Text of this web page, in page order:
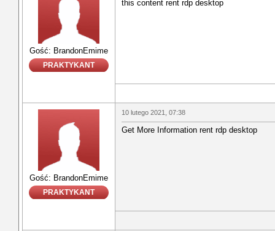
Gość: BrandonEmime
PRAKTYKANT
this content rent rdp desktop
Gość: BrandonEmime
PRAKTYKANT
10 lutego 2021, 07:38
Get More Information rent rdp desktop